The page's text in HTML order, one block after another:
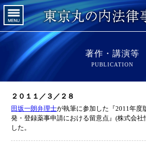
著作・講演等
PUBLICATION
２０１１／３／２８
田坂一朗弁理士が執筆に参加した『2011年度
発・登録薬事申請における留意点』(株式会社
した。